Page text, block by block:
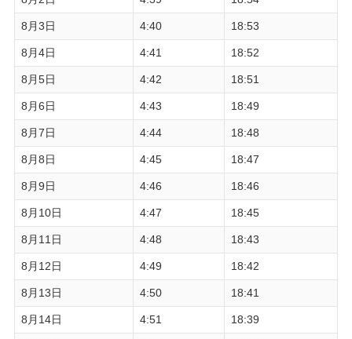
8月3日 4:40 18:53
8月4日 4:41 18:52
8月5日 4:42 18:51
8月6日 4:43 18:49
8月7日 4:44 18:48
8月8日 4:45 18:47
8月9日 4:46 18:46
8月10日 4:47 18:45
8月11日 4:48 18:43
8月12日 4:49 18:42
8月13日 4:50 18:41
8月14日 4:51 18:39